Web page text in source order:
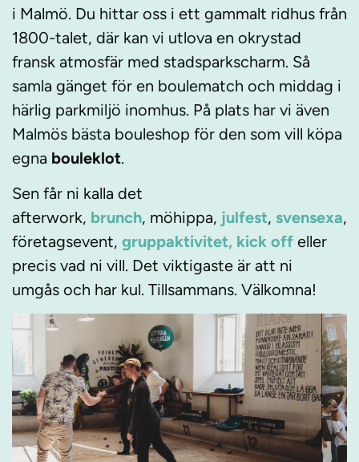
i Malmö. Du hittar oss i ett gammalt ridhus från
1800-talet, där kan vi utlova en okrystad
fransk atmosfär med stadsparkscharm. Så
samla gänget för en boulematch och middag i
härlig parkmiljö inomhus. På plats har vi även
Malmös bästa bouleshop för den som vill köpa
egna bouleklot.
Sen får ni kalla det
afterwork, brunch, möhippa, julfest, svensexa,
företagsevent, gruppaktivitet, kick off eller
precis vad ni vill. Det viktigaste är att ni
umgås och har kul. Tillsammans. Välkomna!